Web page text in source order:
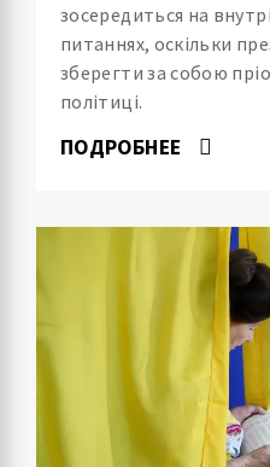
зосередиться на
питаннях, оскільки
зберегти за собою
політиці.
ПОДРОБНЕЕ